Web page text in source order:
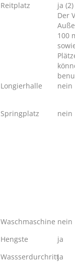
Reitplatz
ja (2)
Der
100
Longierhalle nein
Springplatz nein
Waschmaschine nein
Hengste
ja
Wassserdurchrittja